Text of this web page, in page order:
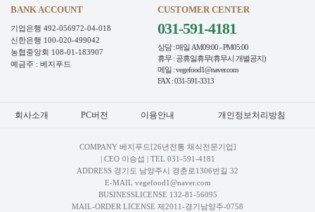
BANK ACCOUNT
기업은행 492-056972-04-018
신한은행 100-020-499042
농협중앙회 108-01-183907
예금주 : 베지푸드
CUSTOMER CENTER
031-591-4181
상담 : 매일 AM09:00 - PM05:00
휴무 : 공휴일휴무(휴무시 개별공지)
메일 : vegefood1@naver.com
FAX : 031-591-3313
회사소개 PC버전 이용안내 개인정보처리방침
COMPANY 베지푸드[26년전통 채식전문기업]
| CEO 이승섭 | TEL 031-591-4181
ADDRESS 경기도 남양주시 경춘로1306번길 32
E-MAIL vegefood1@naver.com
BUSINESSLICENSE 132-81-56095
MAIL-ORDER LICENSE 제2011-경기남양주-0758